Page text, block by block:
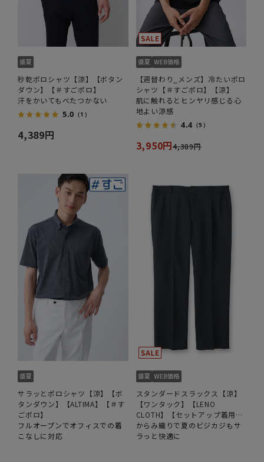
秒乾ポロシャツ【涼】【ボタン
ダウン】【＃すごポロ】
汗をかいてもべたつかない
5.0 （1）
4,389円
【週替わり_メンズ】冷たいポロ
シャツ【＃すごポロ】【涼】
肌に触れるとヒンヤリ感じる心
地よい涼感
4.4（5）
3,950円4,389円
サラッとポロシャツ【涼】【ボ
タンダウン】【ALTIMA】【＃す
ごポロ】
フルオープンでオフィスでの着
こなしに対応
スタンダードスラックス【涼】
【ワンタック】【LENO
CLOTH】【セットアップ着用
可】【裾上げ済み】
からみ織りで夏のビジカジもサ
ラっと快適に